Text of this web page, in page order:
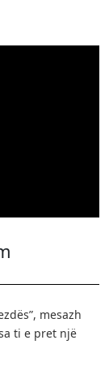
mesazh
ti e pret një